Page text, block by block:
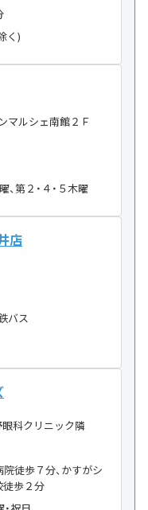
く)
マルシェ南館２Ｆ
第２・４・５木曜
店
バス
科クリニック隣
徒歩７分、かすがシ
徒歩２分